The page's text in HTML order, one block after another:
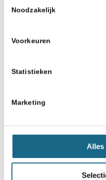
Noodzakelijk
Voorkeuren
Statistieken
Marketing
Alles